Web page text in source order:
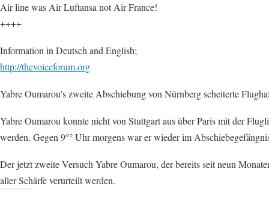
Air line was Air Luftansa not Air France!
++++
Information in Deutsch and English;
http://thevoiceforum.org
Yabre Oumarou's zweite Abschiebung von Nürnberg scheiterte
Yabre Oumarou konnte nicht von Stuttgart aus über Paris mit der
werden. Gegen 9°° Uhr morgens war er wieder im
Der jetzt zweite Versuch Yabre Oumarou, der bereits seit neun
aller Schärfe verurteilt werden.